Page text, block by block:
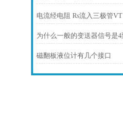
磁翻板液位计有几个接口